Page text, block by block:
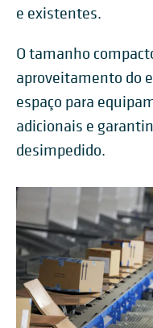
e existentes.
O tamanho
aproveitamento do
espaço para
adicionais e
desimpedido.